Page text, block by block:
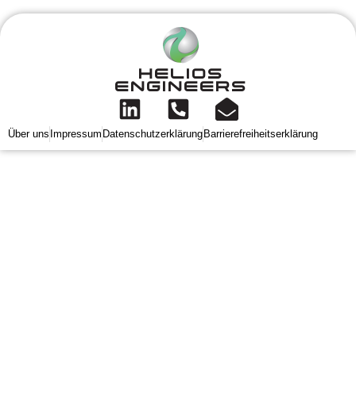
HELIOS
ENGINEERS
Über uns Impressum Datenschutzerklärung Barrierefreiheitserklärung